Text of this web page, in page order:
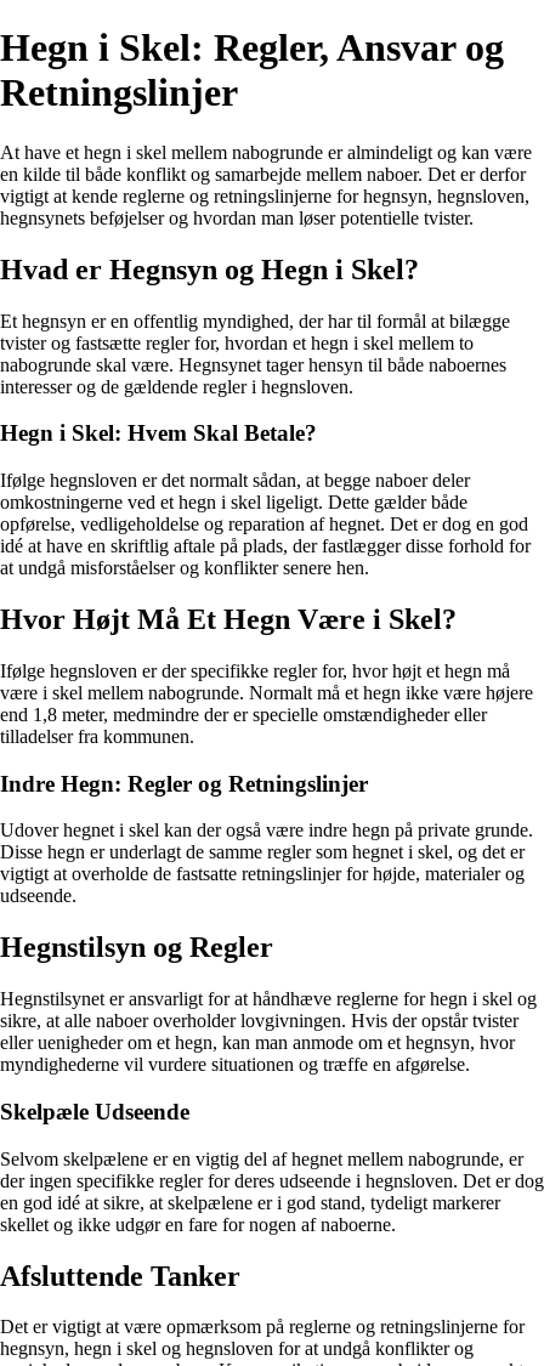
Hegn i Skel: Regler, Ansvar og
Retningslinjer
At have et hegn i skel mellem nabogrunde er almindeligt og kan være
en kilde til både konflikt og samarbejde mellem naboer. Det er derfor
vigtigt at kende reglerne og retningslinjerne for hegnsyn, hegnsloven,
hegnsynets beføjelser og hvordan man løser potentielle tvister.
Hvad er Hegnsyn og Hegn i Skel?
Et hegnsyn er en offentlig myndighed, der har til formål at bilægge
tvister og fastsætte regler for, hvordan et hegn i skel mellem to
nabogrunde skal være. Hegnsynet tager hensyn til både naboernes
interesser og de gældende regler i hegnsloven.
Hegn i Skel: Hvem Skal Betale?
Ifølge hegnsloven er det normalt sådan, at begge naboer deler
omkostningerne ved et hegn i skel ligeligt. Dette gælder både
opførelse, vedligeholdelse og reparation af hegnet. Det er dog en god
idé at have en skriftlig aftale på plads, der fastlægger disse forhold for
at undgå misforståelser og konflikter senere hen.
Hvor Højt Må Et Hegn Være i Skel?
Ifølge hegnsloven er der specifikke regler for, hvor højt et hegn må
være i skel mellem nabogrunde. Normalt må et hegn ikke være højere
end 1,8 meter, medmindre der er specielle omstændigheder eller
tilladelser fra kommunen.
Indre Hegn: Regler og Retningslinjer
Udover hegnet i skel kan der også være indre hegn på private grunde.
Disse hegn er underlagt de samme regler som hegnet i skel, og det er
vigtigt at overholde de fastsatte retningslinjer for højde, materialer og
udseende.
Hegnstilsyn og Regler
Hegnstilsynet er ansvarligt for at håndhæve reglerne for hegn i skel og
sikre, at alle naboer overholder lovgivningen. Hvis der opstår tvister
eller uenigheder om et hegn, kan man anmode om et hegnsyn, hvor
myndighederne vil vurdere situationen og træffe en afgørelse.
Skelpæle Udseende
Selvom skelpælene er en vigtig del af hegnet mellem nabogrunde, er
der ingen specifikke regler for deres udseende i hegnsloven. Det er dog
en god idé at sikre, at skelpælene er i god stand, tydeligt markerer
skellet og ikke udgør en fare for nogen af naboerne.
Afsluttende Tanker
Det er vigtigt at være opmærksom på reglerne og retningslinjerne for
hegnsyn, hegn i skel og hegnsloven for at undgå konflikter og